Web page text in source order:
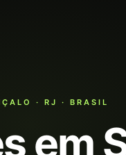
· RJ · BRASIL
em